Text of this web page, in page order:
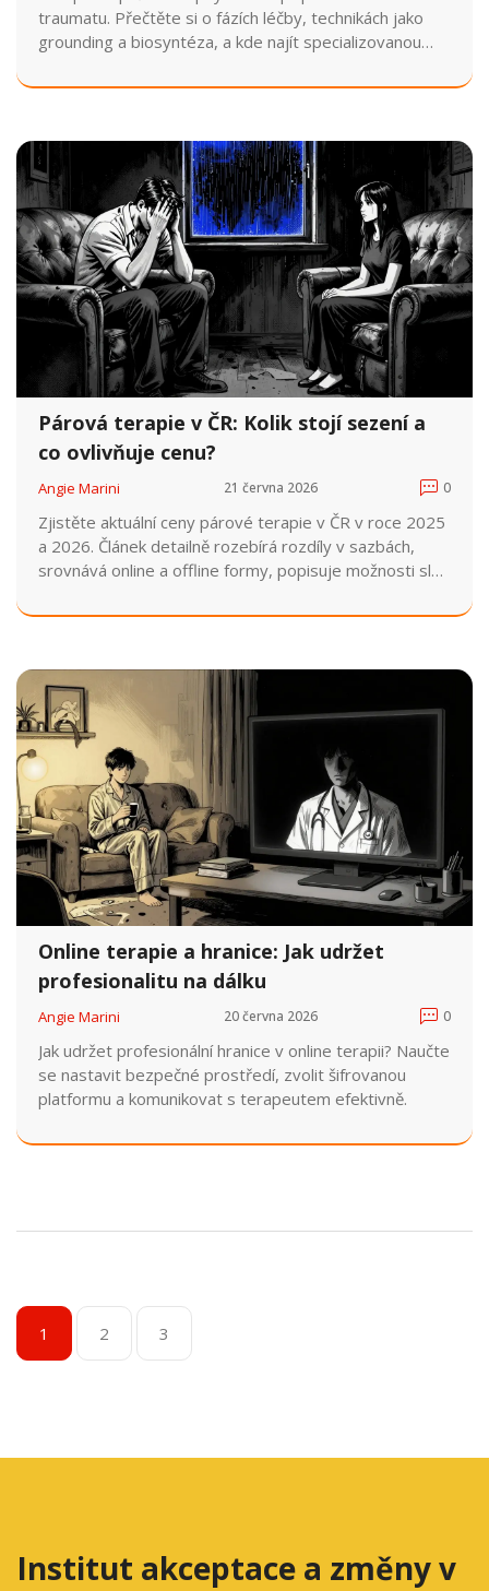
traumatu. Přečtěte si o fázích léčby, technikách jako
grounding a biosyntéza, a kde najít specializovanou
Párová terapie v ČR: Kolik stojí sezení a
co ovlivňuje cenu?
Angie Marini 21 června 2026 0
Zjistěte aktuální ceny párové terapie v ČR v roce 2025
a 2026. Článek detailně rozebírá rozdíly v sazbách,
srovnává online a offline formy, popisuje možnosti slev
terapeuta a zda se investice do zachování vztahu
Online terapie a hranice: Jak udržet
profesionalitu na dálku
Angie Marini 20 června 2026 0
Jak udržet profesionální hranice v online terapii? Naučte
se nastavit bezpečné prostředí, zvolit šifrovanou
platformu a komunikovat s terapeutem efektivně.
1 2 3
Institut akceptace a změny v